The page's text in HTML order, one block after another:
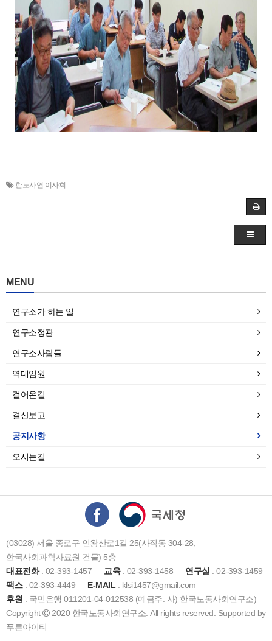
한노사연 이사회
MENU
연구소가 하는 일
연구소정관
연구소사람들
역대임원
걸어온길
결산보고
공지사항
오시는길
(03028) 서울 종로구 인왕산로1길 25(사직동 304-28,
한국사회과학자료원 건물) 5층
대표전화: 02-393-1457 교육: 02-393-1458 연구실 : 02-393-1459
팩스: 02-393-4449 E-MAIL : klsi1457@gmail.com
후원 : 국민은행 011201-04-012538 (예금주: 사) 한국노동사회연구소)
Copyright
2020 한국노동사회연구소. All rights reserved. Supported by
푸른아이티